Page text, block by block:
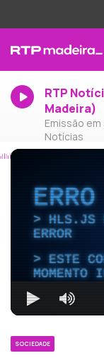
RTP
Madeira)
Emissão
Notícias
HLS.JS
ERROR
ESTE
MOMENTO
SOCIEDADE